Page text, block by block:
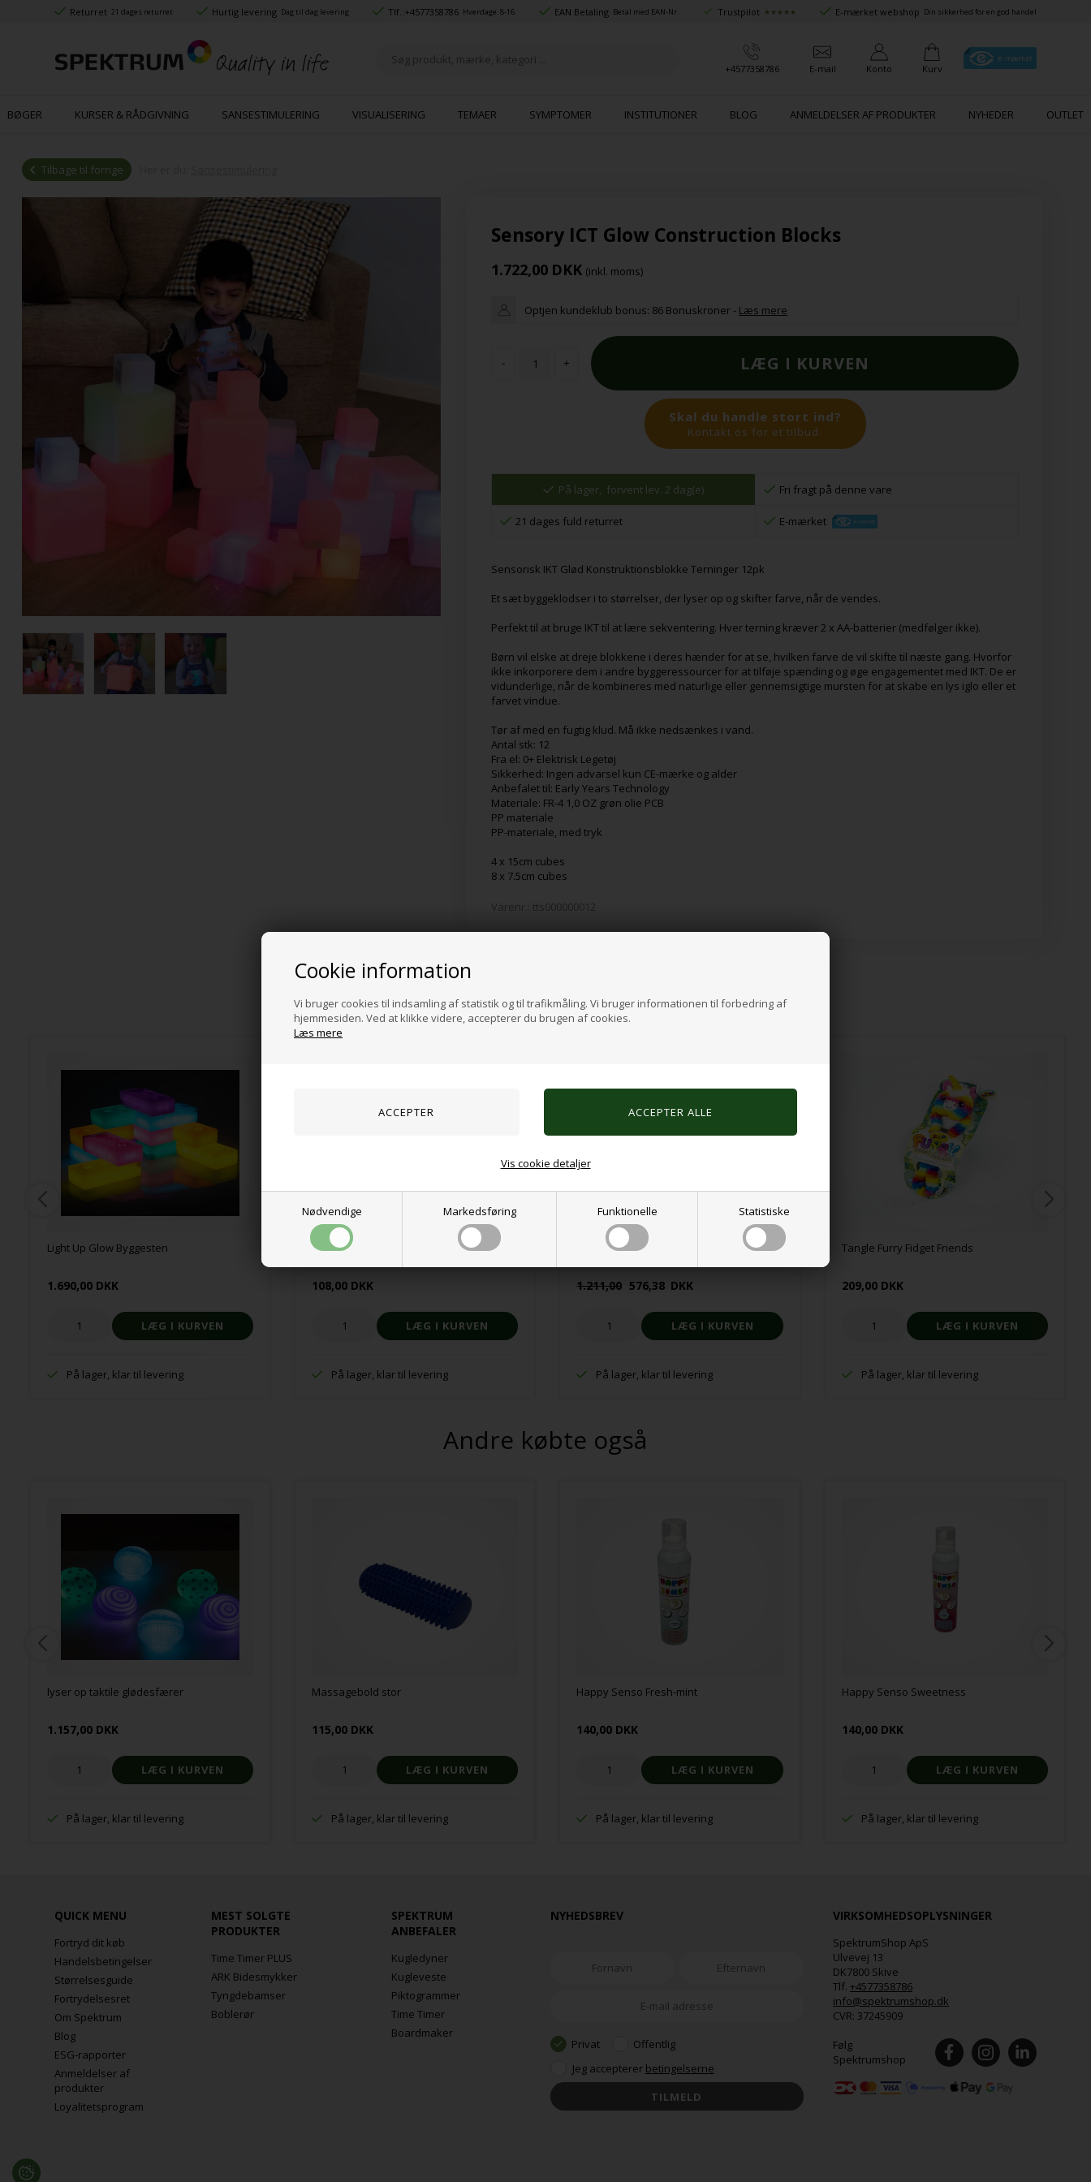
Cookie information
Vi bruger cookies til indsamling af statistik og til trafikmåling. Vi bruger informationen til forbedring af
hjemmesiden. Ved at klikke videre, accepterer du brugen af cookies.
Læs mere
Nødvendige Markedsføring Funktionelle Statistiske
Vis cookie detaljer
Returret 21 dages returret Hurtig levering Dag til dag levering Tlf.:+4577358786 Hverdage: 8-16 EAN Betaling Betal med EAN-Nr. Trustpilot ★★★★★ E-mærket webshop Din sikkerhed for en god handel
+4577358786 E-mail Konto Kurv
BØGER KURSER & RÅDGIVNING SANSESTIMULERING VISUALISERING TEMAER SYMPTOMER INSTITUTIONER BLOG ANMELDELSER AF PRODUKTER NYHEDER OUTLET
Tilbage til forrige
Sensory ICT Glow Construction Blocks
1.722,00 DKK (inkl. moms)
Optjen kundeklub bonus: 86 Bonuskroner - Læs mere
- +
Skal du handle stort ind?
Kontakt os for et tilbud.
På lager, forvent lev. 2 dag(e) Fri fragt på denne vare
21 dages fuld returret E-mærket
Sensorisk IKT Glød Konstruktionsblokke Terninger 12pk
Et sæt byggeklodser i to størrelser, der lyser op og skifter farve, når de vendes.
Perfekt til at bruge IKT til at lære sekventering. Hver terning kræver 2 x AA-batterier (medfølger ikke).
Børn vil elske at dreje blokkene i deres hænder for at se, hvilken farve de vil skifte til næste gang. Hvorfor
ikke inkorporere dem i andre byggeressourcer for at tilføje spænding og øge engagementet med IKT. De er
vidunderlige, når de kombineres med naturlige eller gennemsigtige mursten for at skabe en lys iglo eller et
farvet vindue.
Tør af med en fugtig klud. Må ikke nedsænkes i vand.
Antal stk: 12
Fra el: 0+ Elektrisk Legetøj
Sikkerhed: Ingen advarsel kun CE-mærke og alder
Anbefalet til: Early Years Technology
Materiale: FR-4 1,0 OZ grøn olie PCB
PP materiale
PP-materiale, med tryk
4 x 15cm cubes
8 x 7.5cm cubes
Varenr.: tts000000012
Alternative produkter
Light Up Glow Byggesten
1.690,00 DKK
På lager, klar til levering
Logikspil - IQ Stars
108,00 DKK
På lager, klar til levering
Montessori klatrebue 5-i-1 Light – Natur
1.211,00 576,38 DKK
På lager, klar til levering
Tangle Furry Fidget Friends
209,00 DKK
På lager, klar til levering
Andre købte også
lyser op taktile glødesfærer
1.157,00 DKK
På lager, klar til levering
Massagebold stor
115,00 DKK
På lager, klar til levering
Happy Senso Fresh-mint
140,00 DKK
På lager, klar til levering
Happy Senso Sweetness
140,00 DKK
På lager, klar til levering
QUICK MENU
Fortryd dit køb
Handelsbetingelser
Størrelsesguide
Fortrydelsesret
Om Spektrum
Blog
ESG-rapporter
Anmeldelser af
produkter
Loyalitetsprogram
MEST SOLGTE
PRODUKTER
Time Timer PLUS
ARK Bidesmykker
Tyngdebamser
Boblerør
SPEKTRUM
ANBEFALER
Kugledyner
Kugleveste
Piktogrammer
Time Timer
Boardmaker
NYHEDSBREV
Privat
Offentlig
Jeg accepterer betingelserne
VIRKSOMHEDSOPLYSNINGER
SpektrumShop ApS
Ulvevej 13
DK7800 Skive
Tlf.+4577358786
info@spektrumshop.dk
CVR: 37245909
Følg
Spektrumshop